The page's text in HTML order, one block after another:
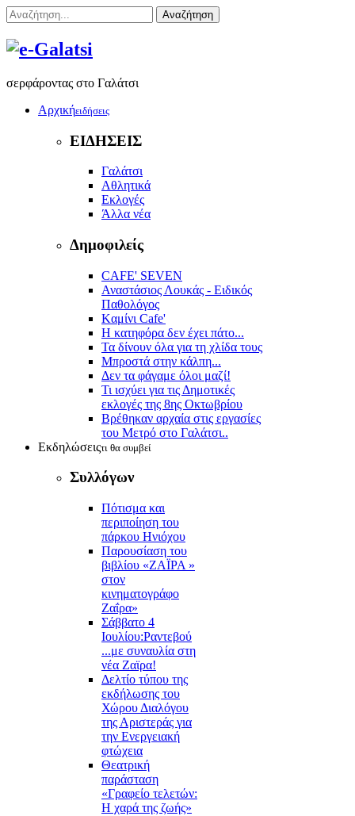
Αναζήτηση
σερφάροντας στο Γαλάτσι
Αρχικήειδήσεις
ΕΙΔΗΣΕΙΣ
Γαλάτσι
Αθλητικά
Εκλογές
Άλλα νέα
Δημοφιλείς
CAFE' SEVEN
Αναστάσιος Λουκάς - Ειδικός
Παθολόγος
Kαμίνι Cafe'
Η κατηφόρα δεν έχει πάτο...
Τα δίνουν όλα για τη χλίδα τους
Μπροστά στην κάλπη...
Δεν τα φάγαμε όλοι μαζί!
Τι ισχύει για τις Δημοτικές
εκλογές της 8ης Οκτωβρίου
Βρέθηκαν αρχαία στις εργασίες
του Μετρό στο Γαλάτσι..
Εκδηλώσειςτι θα συμβεί
Συλλόγων
Πότισμα και
περιποίηση του
πάρκου Ηνιόχου
Παρουσίαση του
βιβλίου «ΖΑΪΡΑ »
στον
κινηματογράφο
Ζαΐρα»
Σάββατο 4
Ιουλίου:Ραντεβού
...με συναυλία στη
νέα Ζαϊρα!
Δελτίο τύπου της
εκδήλωσης του
Χώρου Διαλόγου
της Αριστεράς για
την Ενεργειακή
φτώχεια
Θεατρική
παράσταση
«Γραφείο τελετών:
Η χαρά της ζωής»